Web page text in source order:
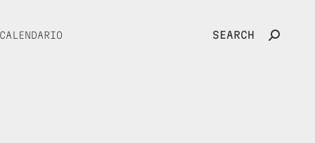
CALENDARIO SEARCH Search: